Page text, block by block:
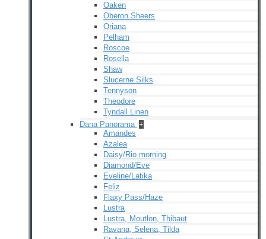
Oaken
Oberon Sheers
Oriana
Pelham
Roscoe
Rosella
Shaw
Slucerne Silks
Tennyson
Theodore
Tyndall Linen
Dana Panorama +
Amandes
Azalea
Daisy/Rio morning
Diamond/Eve
Eveline/Latika
Feliz
Flaxy Pass/Haze
Lustra
Lustra, Moutlon, Thibaut
Ravana, Selena, Tilda